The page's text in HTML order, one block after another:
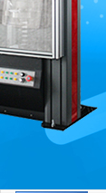
济南中创工业测试系